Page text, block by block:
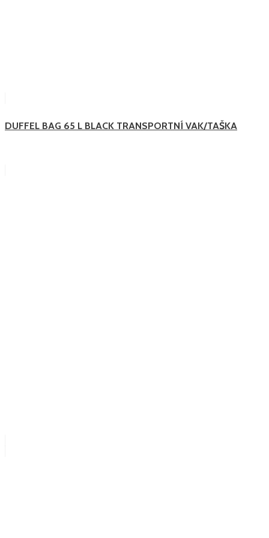
DUFFEL BAG 65 L BLACK TRANSPORTNÍ VAK/TAŠKA